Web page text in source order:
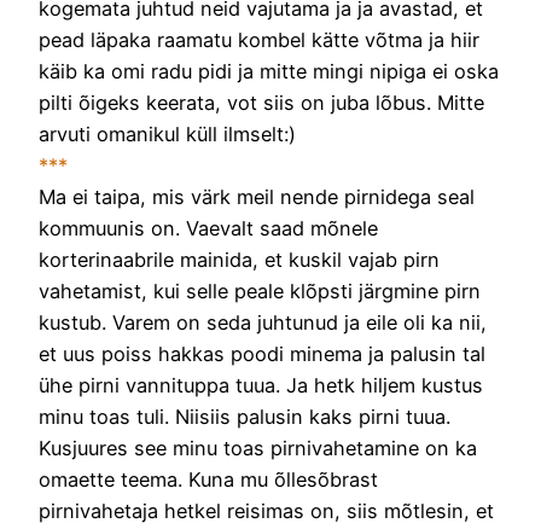
kogemata juhtud neid vajutama ja ja avastad, et
pead läpaka raamatu kombel kätte võtma ja hiir
käib ka omi radu pidi ja mitte mingi nipiga ei oska
pilti õigeks keerata, vot siis on juba lõbus. Mitte
arvuti omanikul küll ilmselt:)
***
Ma ei taipa, mis värk meil nende pirnidega seal
kommuunis on. Vaevalt saad mõnele
korterinaabrile mainida, et kuskil vajab pirn
vahetamist, kui selle peale klõpsti järgmine pirn
kustub. Varem on seda juhtunud ja eile oli ka nii,
et uus poiss hakkas poodi minema ja palusin tal
ühe pirni vannituppa tuua. Ja hetk hiljem kustus
minu toas tuli. Niisiis palusin kaks pirni tuua.
Kusjuures see minu toas pirnivahetamine on ka
omaette teema. Kuna mu õllesõbrast
pirnivahetaja hetkel reisimas on, siis mõtlesin, et